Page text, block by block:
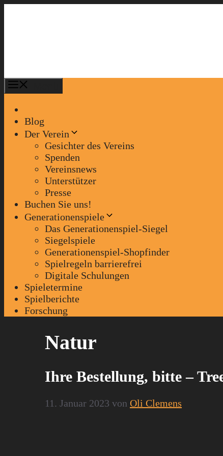
Blog
Der Verein
Gesichter des Vereins
Spenden
Vereinsnews
Unterstützer
Presse
Buchen Sie uns!
Generationenspiele
Das Generationenspiel-Siegel
Siegelspiele
Generationenspiel-Shopfinder
Spielregeln barrierefrei
Digitale Schulungen
Spieletermine
Spielberichte
Forschung
Natur
Ihre Bestellung, bitte –
11. Januar 2023 von Oli Clemens